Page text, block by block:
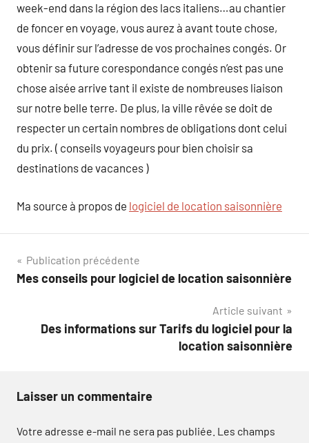
week-end dans la région des lacs italiens…au chantier
de foncer en voyage, vous aurez à avant toute chose,
vous définir sur l’adresse de vos prochaines congés. Or
obtenir sa future corespondance congés n’est pas une
chose aisée arrive tant il existe de nombreuses liaison
sur notre belle terre. De plus, la ville rêvée se doit de
respecter un certain nombres de obligations dont celui
du prix. ( conseils voyageurs pour bien choisir sa
destinations de vacances )
Ma source à propos de logiciel de location saisonnière
Navigation
de
Publication précédente
Mes conseils pour logiciel de location saisonnière
Article suivant
Des informations sur Tarifs du logiciel pour la
location saisonnière
Laisser un commentaire
Votre adresse e-mail ne sera pas publiée. Les champs